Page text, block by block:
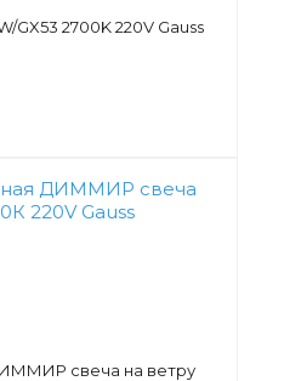
GX53 2700K 220V Gauss
свеча на ветру